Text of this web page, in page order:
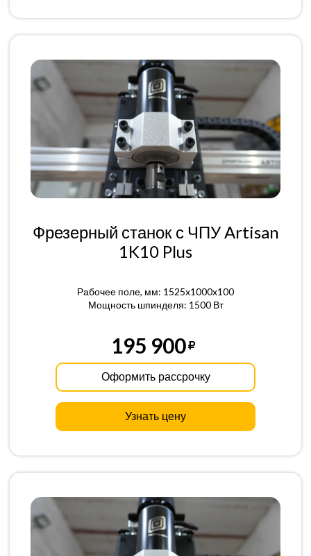
Фрезерный станок с ЧПУ Artisan
1K10 Plus
Рабочее поле, мм: 1525x1000x100
Мощность шпинделя: 1500 Вт
195 900
Оформить рассрочку
Узнать цену